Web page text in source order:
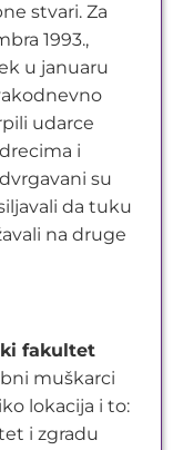
stvari. Za
1993.,
u januaru
udarce
i
su
da tuku
na druge
fakultet
muškarci
lokacija i to:
i zgradu